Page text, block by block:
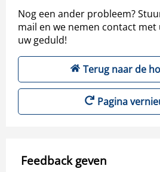
Nog een ander probleem?
mail en we nemen contact
uw geduld!
Terug naar de
Pagina
Feedback geven